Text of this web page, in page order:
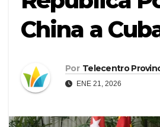
China a
Por Telecentro
ENE 21, 2026